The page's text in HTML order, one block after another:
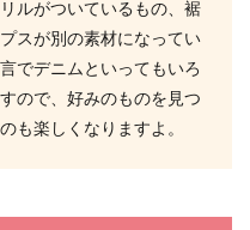
ルがついているもの、裾
スが別の素材になってい
でデニムといってもいろ
ので、好みのものを見つ
も楽しくなりますよ。